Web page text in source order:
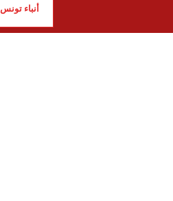
أنباء تونس